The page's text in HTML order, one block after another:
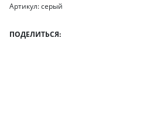
Артикул: серый
ПОДЕЛИТЬСЯ: